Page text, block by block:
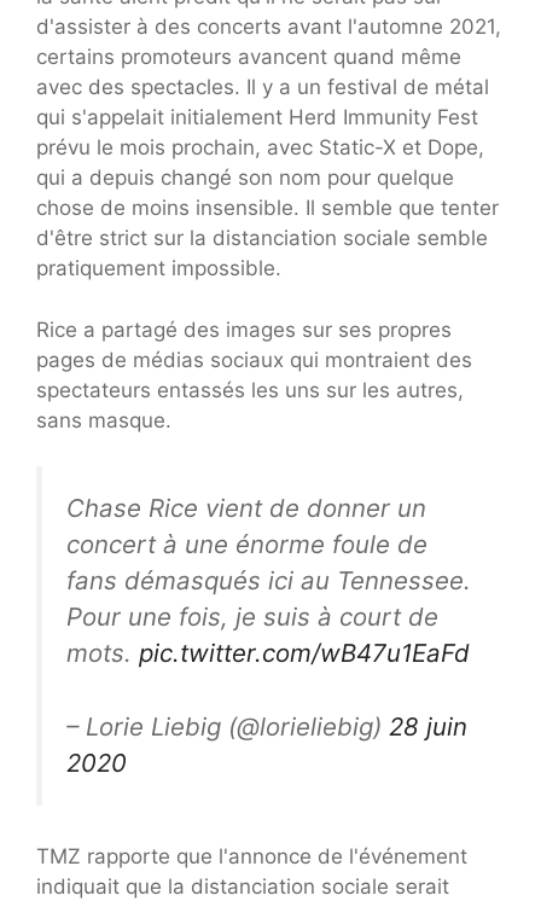
d'assister à des concerts avant l'automne 2021,
certains promoteurs avancent quand même
avec des spectacles. Il y a un festival de métal
qui s'appelait initialement Herd Immunity Fest
prévu le mois prochain, avec Static-X et Dope,
qui a depuis changé son nom pour quelque
chose de moins insensible. Il semble que tenter
d'être strict sur la distanciation sociale semble
pratiquement impossible.
Rice a partagé des images sur ses propres
pages de médias sociaux qui montraient des
spectateurs entassés les uns sur les autres,
sans masque.
Chase Rice vient de donner un
concert à une énorme foule de
fans démasqués ici au Tennessee.
Pour une fois, je suis à court de
mots. pic.twitter.com/wB47u1EaFd
– Lorie Liebig (@lorieliebig) 28 juin
2020
TMZ rapporte que l'annonce de l'événement
indiquait que la distanciation sociale serait